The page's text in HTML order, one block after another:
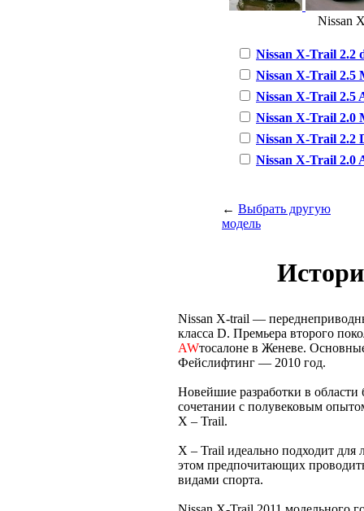
Nissan
Nissan X-Trail 2.2
Nissan X-Trail 2.5
Nissan X-Trail 2.5
Nissan X-Trail 2.0
Nissan X-Trail 2.2
Nissan X-Trail 2.0
← Выбрать другую
модель
Nissan X-trail —
класса D. Премьера второго
AWтосалоне в Женеве.
Фейслифтинг — 2010 год.
Новейшие разработки в области
сочетании с полувековым
X – Trail.
X – Trail идеально подходит для
этом предпочитающих
видами спорта.